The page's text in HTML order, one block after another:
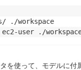
ec2-user ./
を使って、モデルに付